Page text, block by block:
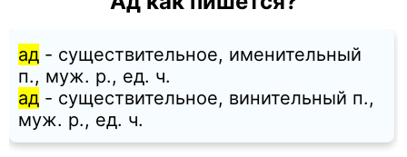
ад - существительное, именительный
п., муж. p., ед. ч.
ад - существительное, винительный п.,
муж. p., ед. ч.